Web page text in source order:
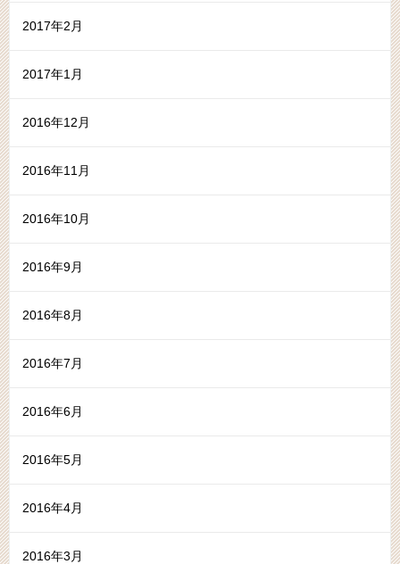
2017年2月
2017年1月
2016年12月
2016年11月
2016年10月
2016年9月
2016年8月
2016年7月
2016年6月
2016年5月
2016年4月
2016年3月